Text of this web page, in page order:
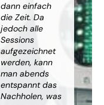
dann einfach
die Zeit. Da
jedoch alle
Sessions
aufgezeichnet
werden, kann
man abends
entspannt das
Nachholen, was